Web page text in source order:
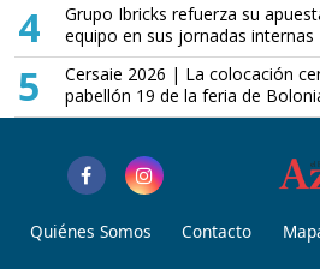
4
Grupo Ibricks refuerza su
equipo en sus jornadas internas
5
Cersaie 2026 | La colocación
pabellón 19 de la feria de
Quiénes Somos Contacto